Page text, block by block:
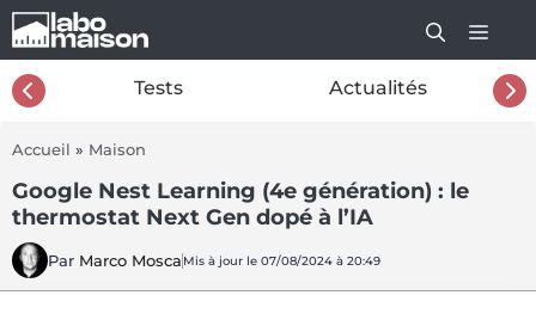
Aller
au
contenu
Tests Actualités
Accueil » Maison
Google Nest Learning (4e génération) : le
thermostat Next Gen dopé à l’IA
Par Marco Mosca Mis à jour le 07/08/2024 à 20:49